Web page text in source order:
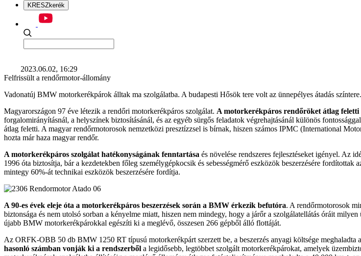
KRESZkerék
2023.06.02, 16:29
Felfrissült a rendőrmotor-állomány
Vadonatúj BMW motorkerékpárok álltak ma szolgálatba. A budapesti Hősök tere volt az ünnepélyes átadás színtere.
Magyarországon 97 éve létezik a rendőri motorkerékpáros szolgálat. A motorkerékpáros rendőröket átlag feletti
forgalomirányításnál, a helyszínek biztosításánál, és az egyéb sürgős feladatok végrehajtásánál különös
átlag feletti. A magyar rendőrmotorosok nemzetközi presztízzsel is bírnak, hiszen számos IPMC (International
hozta már haza magyar rendőr.
A motorkerékpáros szolgálat hatékonyságának fenntartása és növelése rendszeres fejlesztéseket igényel. Az
1996 óta biztosítja, bár a kezdetekben főleg személygépkocsik és sebességmérő eszközök beszerzésére
mintegy 60%-át technikai eszközök beszerzésére fordítja.
A 90-es évek eleje óta a motorkerékpáros beszerzések során a BMW érkezik befutóra. A rendőrmotorosok
biztonsága és nem utolsó sorban a kényelme miatt, hiszen nem mindegy, hogy a járőr a szolgálatellátás óráit
újabb BMW motorkerékpárokkal egészíti ki a meglévő, összesen 266 gépből álló flottáját.
Az ORFK-OBB 50 db BMW 1250 RT típusú motorkerékpárt szerzett be, a beszerzés anyagi költsége meghaladta
hasonló számban vonják ki a rendszerből a legidősebb, legtöbbet szolgált motorkerékpárokat, amelyek